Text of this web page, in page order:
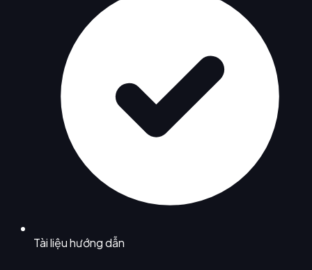
Tài liệu hướng dẫn